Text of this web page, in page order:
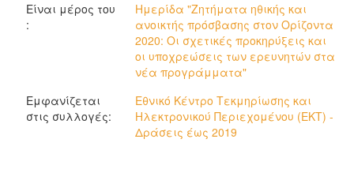
Είναι μέρος του
:
Ημερίδα "Ζητήματα ηθικής και
ανοικτής πρόσβασης στον Ορίζοντα
2020: Οι σχετικές προκηρύξεις και
οι υποχρεώσεις των ερευνητών στα
νέα προγράμματα"
Εμφανίζεται
στις συλλογές:
Εθνικό Κέντρο Τεκμηρίωσης και
Ηλεκτρονικού Περιεχομένου (ΕΚΤ) -
Δράσεις έως 2019